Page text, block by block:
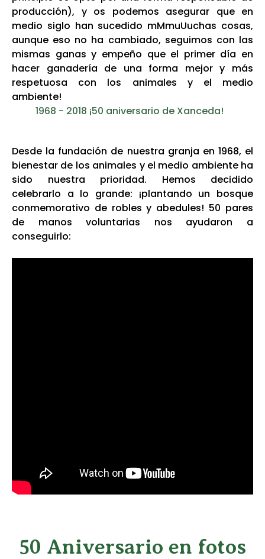
producción), y os podemos asegurar que en
medio siglo han sucedido mMmuUuchas cosas,
aunque eso no ha cambiado, seguimos con las
mismas ganas y empeño que el primer día en
hacer ganadería de una forma mejor y más
respetuosa con los animales y el medio
ambiente!
1968 - 2018 ¡50 aniversario de Xanceda!
Desde la fundación de nuestra granja en 1968, el
bienestar de los animales y el medio ambiente ha
sido nuestra prioridad. Hemos decidido
celebrarlo a lo grande: ¡plantando un bosque
conmemorativo de robles y abedules! 50 pares
de manos voluntarias nos ayudaron a
conseguirlo:
50 Aniversario en fotos